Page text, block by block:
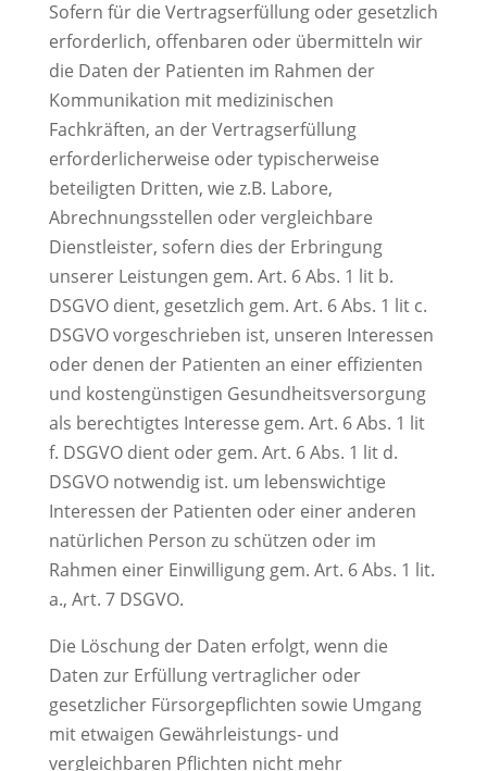
Sofern für die Vertragserfüllung oder gesetzlich
erforderlich, offenbaren oder übermitteln wir
die Daten der Patienten im Rahmen der
Kommunikation mit medizinischen
Fachkräften, an der Vertragserfüllung
erforderlicherweise oder typischerweise
beteiligten Dritten, wie z.B. Labore,
Abrechnungsstellen oder vergleichbare
Dienstleister, sofern dies der Erbringung
unserer Leistungen gem. Art. 6 Abs. 1 lit b.
DSGVO dient, gesetzlich gem. Art. 6 Abs. 1 lit c.
DSGVO vorgeschrieben ist, unseren Interessen
oder denen der Patienten an einer effizienten
und kostengünstigen Gesundheitsversorgung
als berechtigtes Interesse gem. Art. 6 Abs. 1 lit
f. DSGVO dient oder gem. Art. 6 Abs. 1 lit d.
DSGVO notwendig ist. um lebenswichtige
Interessen der Patienten oder einer anderen
natürlichen Person zu schützen oder im
Rahmen einer Einwilligung gem. Art. 6 Abs. 1 lit.
a., Art. 7 DSGVO.
Die Löschung der Daten erfolgt, wenn die
Daten zur Erfüllung vertraglicher oder
gesetzlicher Fürsorgepflichten sowie Umgang
mit etwaigen Gewährleistungs- und
vergleichbaren Pflichten nicht mehr